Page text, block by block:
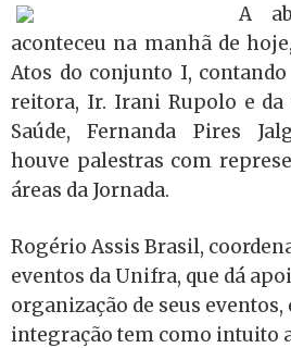
A
aconteceu na manhã de
Atos do conjunto I,
reitora, Ir. Irani Rupolo e da
Saúde, Fernanda Pires
houve palestras com
áreas da Jornada.
Rogério Assis Brasil,
eventos da Unifra, que dá
organização de seus eventos,
integração tem como intuito